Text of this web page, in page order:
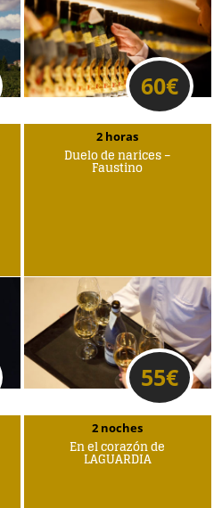
60€
2 horas
Duelo de narices –
Faustino
55€
2 noches
En el corazón de
LAGUARDIA